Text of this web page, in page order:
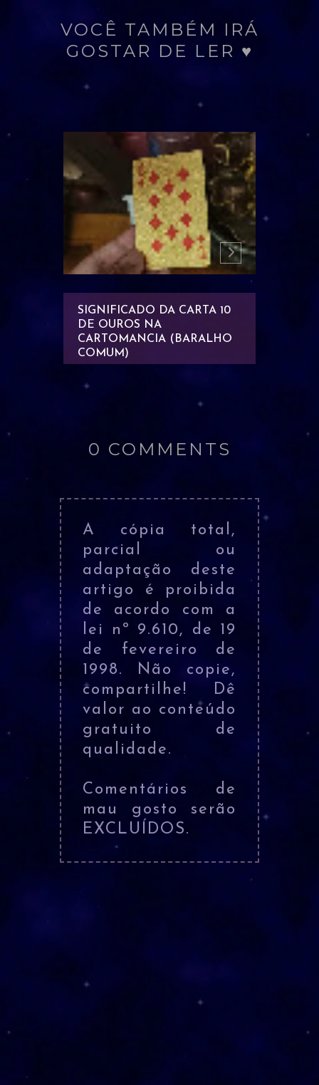
VOCÊ TAMBÉM IRÁ
GOSTAR DE LER ♥
SIGNIFICADO DA CARTA 10
DE OUROS NA
CARTOMANCIA (BARALHO
COMUM)
0 COMMENTS
A cópia total,
parcial ou
adaptação deste
artigo é proibida
de acordo com a
lei nº 9.610, de 19
de fevereiro de
1998. Não copie,
compartilhe! Dê
valor ao conteúdo
gratuito de
qualidade.
Comentários de
mau gosto serão
EXCLUÍDOS.